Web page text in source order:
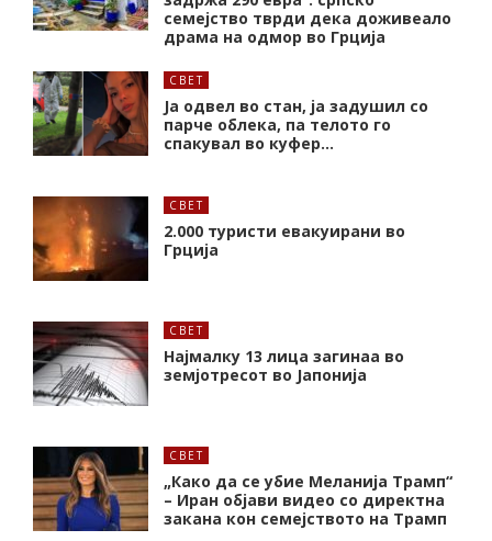
семејство тврди дека доживеало
драма на одмор во Грција
СВЕТ
Ја одвел во стан, ја задушил со
парче облека, па телото го
спакувал во куфер…
СВЕТ
2.000 туристи евакуирани во
Грција
СВЕТ
Најмалку 13 лица загинаа во
земјотресот во Јапонија
СВЕТ
„Како да се убие Меланија Трамп“
– Иран објави видео со директна
закана кон семејството на Трамп